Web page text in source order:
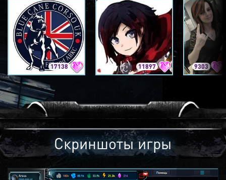
17138 11897 9303
Скриншоты игры